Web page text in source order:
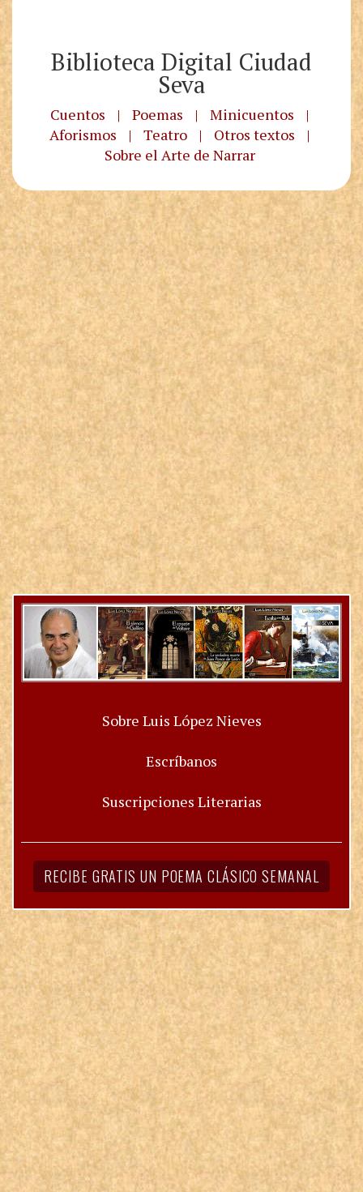
Biblioteca Digital Ciudad
Seva
Cuentos | Poemas | Minicuentos
|
Aforismos
| Teatro | Otros textos
|
Sobre el Arte de Narrar
Sobre Luis López Nieves
Escríbanos
Suscripciones Literarias
RECIBE GRATIS UN POEMA CLÁSICO SEMANAL